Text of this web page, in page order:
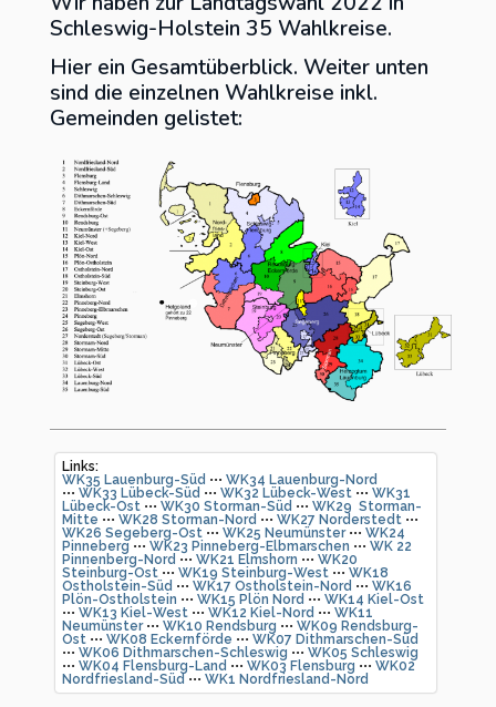
Schleswig-Holstein 35 Wahlkreise.
Hier ein Gesamtüberblick. Weiter unten
sind die einzelnen Wahlkreise inkl.
Gemeinden gelistet:
Links:
WK35 Lauenburg-Süd ••• WK34 Lauenburg-Nord
••• WK33 Lübeck-Süd ••• WK32 Lübeck-West ••• WK31
Lübeck-Ost ••• WK30 Storman-Süd ••• WK29 Storman-
Mitte ••• WK28 Storman-Nord ••• WK27 Norderstedt •••
WK26 Segeberg-Ost ••• WK25 Neumünster••• WK24
Pinneberg ••• WK23 Pinneberg-Elbmarschen ••• WK 22
Pinnenberg-Nord ••• WK21 Elmshorn ••• WK20
Steinburg-Ost ••• WK19 Steinburg-West ••• WK18
Ostholstein-Süd ••• WK17 Ostholstein-Nord ••• WK16
Plön-Ostholstein ••• WK15 Plön Nord ••• WK14 Kiel-Ost
••• WK13 Kiel-West ••• WK12 Kiel-Nord ••• WK11
Neumünster••• WK10 Rendsburg ••• WK09 Rendsburg-
Ost ••• WK08 Eckernförde ••• WK07 Dithmarschen-Süd
••• WK06 Dithmarschen-Schleswig ••• WK05 Schleswig
••• WK04 Flensburg-Land ••• WK03 Flensburg ••• WK02
Nordfriesland-Süd••• WK1 Nordfriesland-Nord
Kreisverband Ostholstein
Kreisverband Pinneberg
Kreisverband Schleswig-
Flensburg
Kreisverband Segeberg
Kreisverband Steinburg
Kreisverband Stormarn
Kreisverband Rendsburg-
Eckernförde